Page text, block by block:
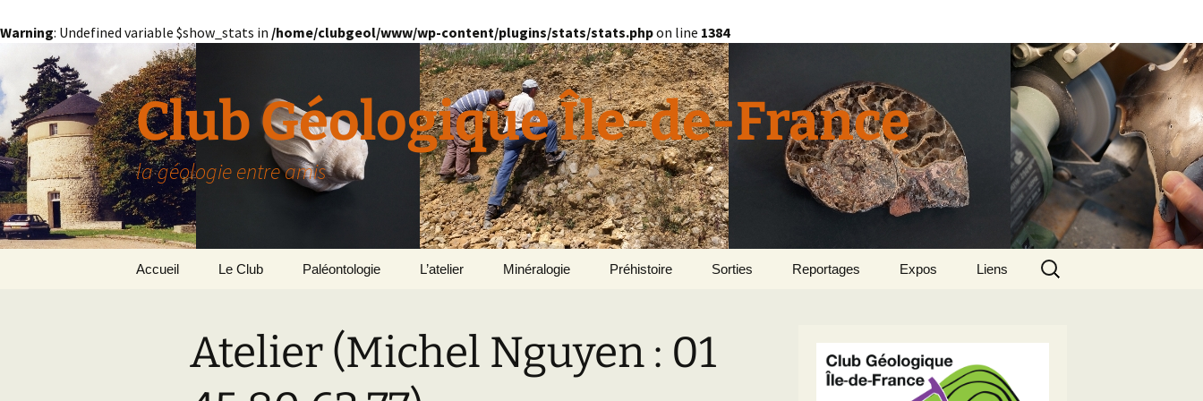
Warning: Undefined variable $show_stats in /home/clubgeol/www/wp-content/plugins/stats/stats.phpon line 1384
au
contenu
Club Géologique Île-de-France
la géologie entre amis
Accueil Le Club
Paris
Grignon
Paléontologie
Le Bassin Parisien
Géomorphologie du
Bassin parisien
GRIGNON – 78
L’atelier Minéralogie
Pétrographie
Préhistoire Sorties Reportages Expos Liens
Rechercher :
Atelier (Michel Nguyen : 01